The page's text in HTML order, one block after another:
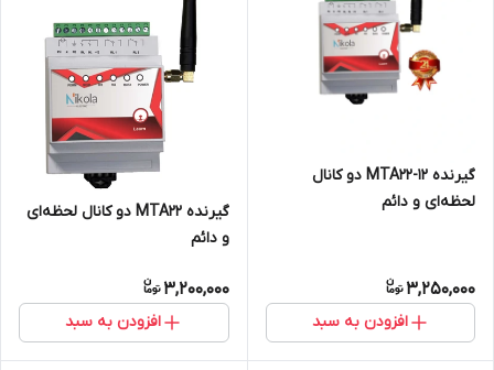
گیرنده MTA22-12 دو کانال
لحظه‌ای و دائم
3,250,000
افزودن به سبد
گیرنده MTA22 دو کانال لحظه‌ای
و دائم
3,200,000
افزودن به سبد